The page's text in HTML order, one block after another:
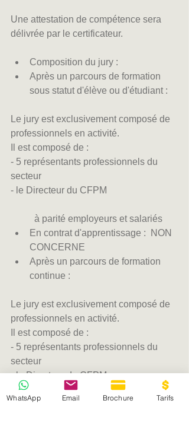
Une attestation de compétence sera
délivrée par le certificateur.
Composition du jury :
Après un parcours de formation
sous statut d'élève ou d'étudiant :
Le jury est exclusivement composé de
professionnels en activité.
Il est composé de :
- 5 représentants professionnels du
secteur
- le Directeur du CFPM
	à parité employeurs et salariés
En contrat d'apprentissage :  NON
CONCERNE
Après un parcours de formation
continue :
Le jury est exclusivement composé de
professionnels en activité.
Il est composé de :
- 5 représentants professionnels du
secteur
- le Directeur du CFPM
	à parité employeurs et salariés
WhatsApp Email Brochure Tarifs